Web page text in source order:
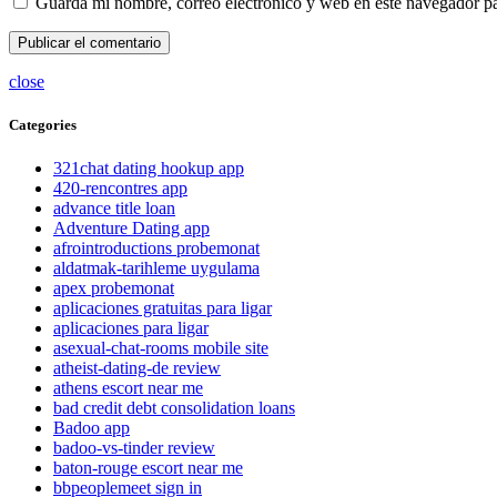
close
Categories
321chat dating hookup app
420-rencontres app
advance title loan
Adventure Dating app
afrointroductions probemonat
aldatmak-tarihleme uygulama
apex probemonat
aplicaciones gratuitas para ligar
aplicaciones para ligar
asexual-chat-rooms mobile site
atheist-dating-de review
athens escort near me
bad credit debt consolidation loans
Badoo app
badoo-vs-tinder review
baton-rouge escort near me
bbpeoplemeet sign in